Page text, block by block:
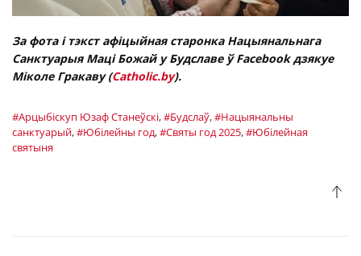
За фота і тэкст афіцыйная старонка Нацыянальнага
Санктуарыя Маці Божай у Будславе ў Facebook дзякуе
Міколе Гракаву (Catholic.by).
#Арцыбiскуп Юзаф Станеўскі,#Будслаў,#Нацыянальны
санктуарый,#Юбілейны год,#Святы год 2025,#Юбілейная
святыня